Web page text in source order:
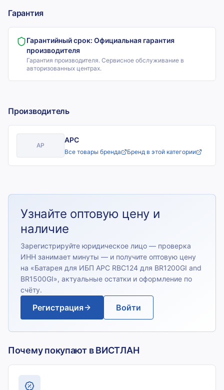
Гарантия
Гарантийный срок: Официальная гарантия
производителя
Гарантия производителя. Сервисное обслуживание в
авторизованных центрах.
Производитель
AP
APC
Все товары бренда Бренд в этой категории
Узнайте оптовую цену и
наличие
Зарегистрируйте юридическое лицо — проверка
ИНН занимает минуты — и получите оптовую цену
на «Батарея для ИБП APC RBC124 для BR1200GI and
BR1500GI», актуальные остатки и оформление по
счёту.
Регистрация Войти
Почему покупают в ВИСТЛАН